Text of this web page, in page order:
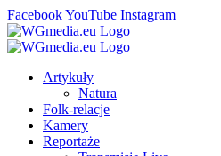
FacebookYouTube Instagram
Artykuły
Natura
Folk-relacje
Kamery
Reportaże